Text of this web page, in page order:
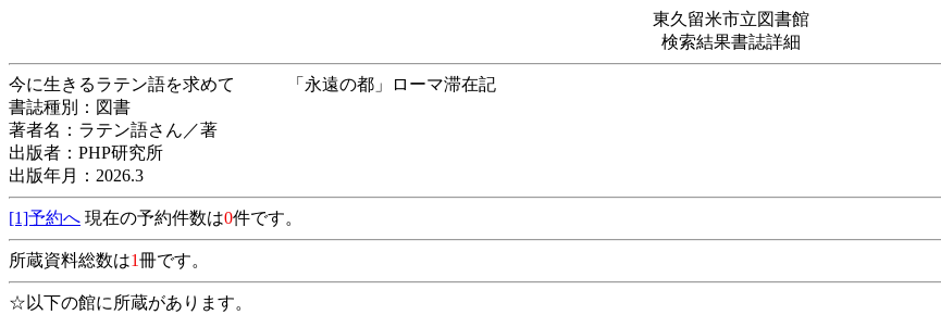
東久留米市立図書館
検索結果書誌詳細
今に生きるラテン語を求めて 「永遠の都」ローマ滞在記
書誌種別：図書
著者名：ラテン語さん／著
出版者：PHP研究所
出版年月：2026.3
[1]予約へ 現在の予約件数は0件です。
所蔵資料総数は1冊です。
☆以下の館に所蔵があります。